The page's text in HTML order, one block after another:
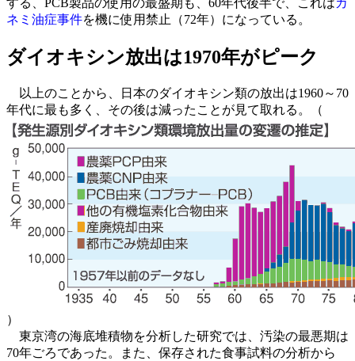
ネミ油症事件を機に使用禁止（72年）になっている。
ダイオキシン放出は1970年がピーク
以上のことから、日本のダイオキシン類の放出は1960～70
年代に最も多く、その後は減ったことが見て取れる。（
）
東京湾の海底堆積物を分析した研究では、汚染の最悪期は
70年ごろであった。また、保存された食事試料の分析から